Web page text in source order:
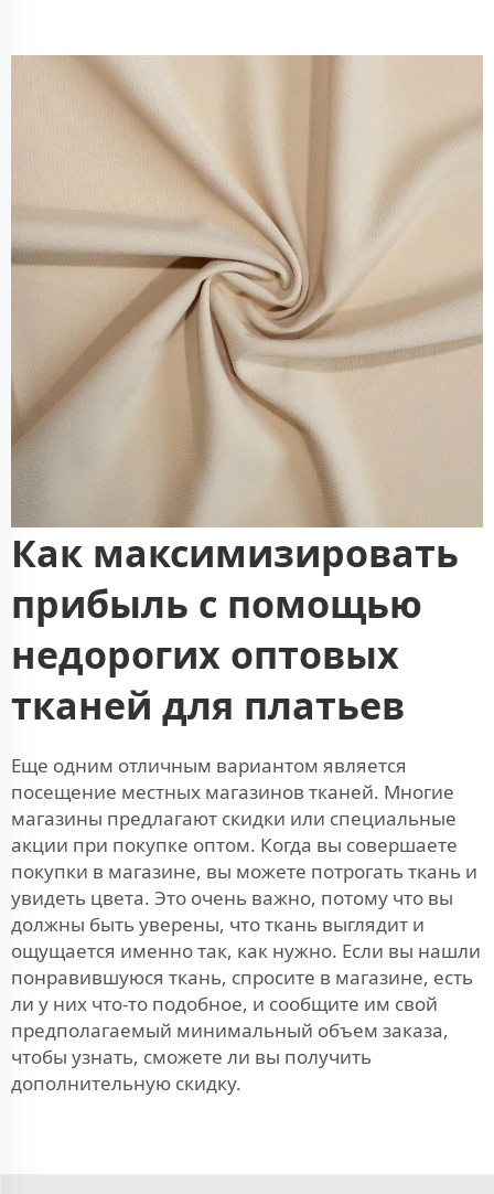
Как максимизировать
прибыль с помощью
недорогих оптовых
тканей для платьев
Еще одним отличным вариантом является
посещение местных магазинов тканей. Многие
магазины предлагают скидки или специальные
акции при покупке оптом. Когда вы совершаете
покупки в магазине, вы можете потрогать ткань и
увидеть цвета. Это очень важно, потому что вы
должны быть уверены, что ткань выглядит и
ощущается именно так, как нужно. Если вы нашли
понравившуюся ткань, спросите в магазине, есть
ли у них что-то подобное, и сообщите им свой
предполагаемый минимальный объем заказа,
чтобы узнать, сможете ли вы получить
дополнительную скидку.